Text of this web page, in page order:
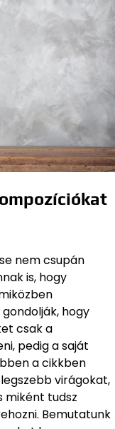
nem csupán
is, hogy
hogy
csak a
pedig a saját
a cikkben
virágokat,
miként tudsz
Bemutatunk